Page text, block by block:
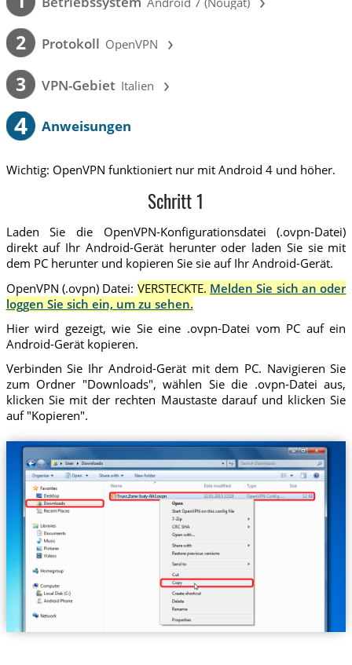
2 Protokoll OpenVPN ›
3 VPN-Gebiet Italien ›
4 Anweisungen
Wichtig: OpenVPN funktioniert nur mit Android 4 und höher.
Schritt 1
Laden Sie die OpenVPN-Konfigurationsdatei (.ovpn-Datei)
direkt auf Ihr Android-Gerät herunter oder laden Sie sie mit
dem PC herunter und kopieren Sie sie auf Ihr Android-Gerät.
OpenVPN (.ovpn) Datei: VERSTECKTE. Melden Sie sich an oder
loggen Sie sich ein, um zu sehen.
Hier wird gezeigt, wie Sie eine .ovpn-Datei vom PC auf ein
Android-Gerät kopieren.
Verbinden Sie Ihr Android-Gerät mit dem PC. Navigieren Sie
zum Ordner "Downloads", wählen Sie die .ovpn-Datei aus,
klicken Sie mit der rechten Maustaste darauf und klicken Sie
auf "Kopieren".
Trust.Zone-Italy-RAI.ovpn